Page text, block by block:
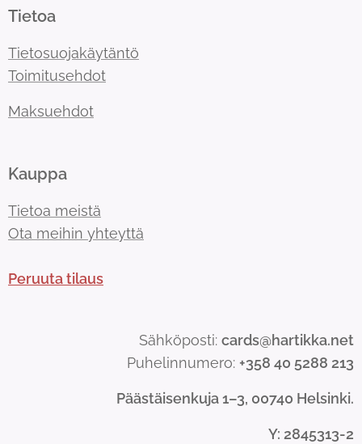
Tietoa
Tietosuojakäytäntö
Toimitusehdot
Maksuehdot
Kauppa
Tietoa meistä
Ota meihin yhteyttä
Peruuta tilaus
Sähköposti: cards@hartikka.net
Puhelinnumero: +358 40 5288 213
Päästäisenkuja 1–3, 00740 Helsinki.
Y: 2845313-2